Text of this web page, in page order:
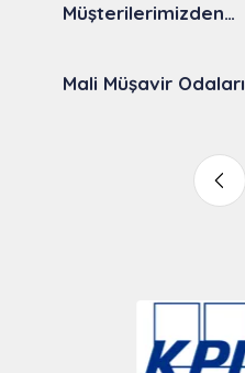
Müşterilerimizden…
Mali Müşavir Odaları